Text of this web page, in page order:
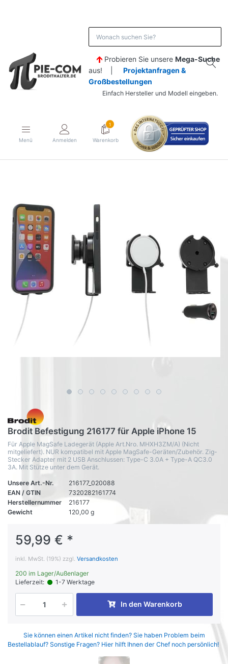
Probieren Sie unsere Mega-Suche
aus! | Projektanfragen &
Großbestellungen
Einfach Hersteller und Modell eingeben.
Menü Anmelden
1
Warenkorb
Brodit Befestigung 216177 für Apple iPhone 15
Für Apple MagSafe Ladegerät (Apple Art.Nro. MHXH3ZM/A) (Nicht
mitgeliefert). NUR kompatibel mit Apple MagSafe-Geräten/Zubehör. Zig-
Stecker Adapter mit 2 USB Anschlussen: Type-C 3.0A + Type-A QC3.0
3A. Mit Stütze unter dem Gerät.
Unsere Art.-Nr.
216177_020088
EAN / GTIN
7320282161774
Herstellernummer
216177
Gewicht
120,00 g
59,99 € *
inkl. MwSt. (19%) zzgl. Versandkosten
200 im Lager/Außenlager
Lieferzeit:
1-7 Werktage
In den Warenkorb
Sie können einen Artikel nicht finden? Sie haben Problem beim
Bestellablauf? Sonstige Fragen? Hier hilft Ihnen der Chef noch persönlich!